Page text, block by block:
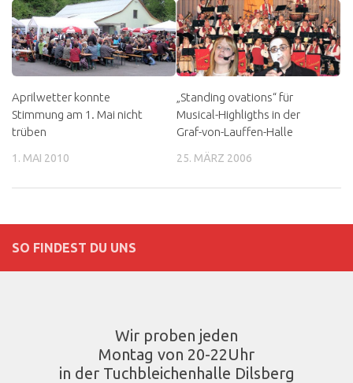
Aprilwetter konnte
Stimmung am 1. Mai nicht
trüben
1. MAI 2010
„Standing ovations“ für
Musical-Highligths in der
Graf-von-Lauffen-Halle
25. MÄRZ 2006
SO FINDEST DU UNS
Wir proben jeden
Montag von 20-22Uhr
in der Tuchbleichenhalle Dilsberg